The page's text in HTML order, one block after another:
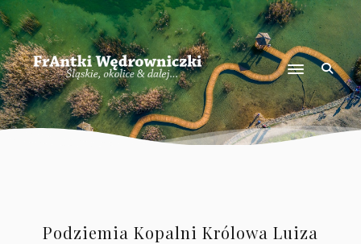
Podziemia Kopalni Królowa Luiza